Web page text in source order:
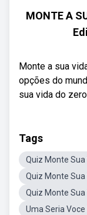
MONTE A
Monte a sua
opções do
sua vida do
Tags
Quiz Monte Sua
Quiz Monte Sua
Quiz Monte Sua
Uma Seria Voce